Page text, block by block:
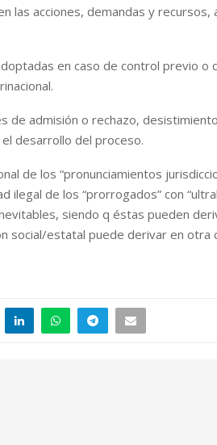
las acciones, demandas y recursos,
en caso de control previo o
de admisión o rechazo,
desarrollo del proceso.
de los “pronunciamientos
ilegal de los “prorrogados” con
siendo q éstas pueden
social/estatal puede derivar en otra